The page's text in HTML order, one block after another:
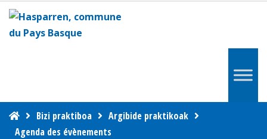
Bizi praktiboa
Argibide praktikoak
Agenda des évènements